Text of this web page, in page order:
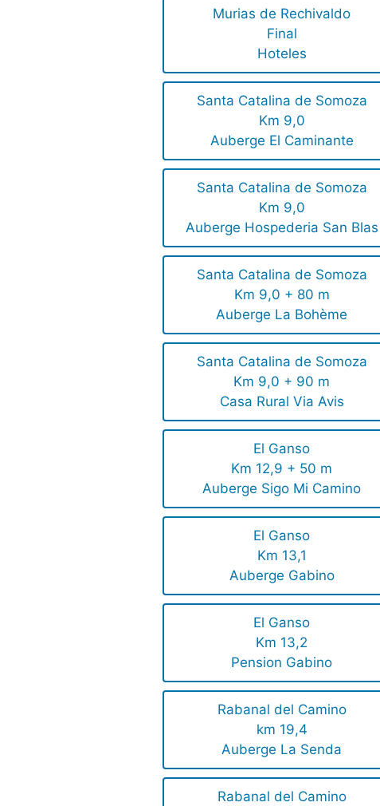
Murias de Rechivaldo
Final
Hoteles
Santa Catalina de Somoza
Km 9,0
Auberge El Caminante
Santa Catalina de Somoza
Km 9,0
Auberge Hospederia San Blas
Santa Catalina de Somoza
Km 9,0 + 80 m
Auberge La Bohème
Santa Catalina de Somoza
Km 9,0 + 90 m
Casa Rural Via Avis
El Ganso
Km 12,9 + 50 m
Auberge Sigo Mi Camino
El Ganso
Km 13,1
Auberge Gabino
El Ganso
Km 13,2
Pension Gabino
Rabanal del Camino
km 19,4
Auberge La Senda
Rabanal del Camino